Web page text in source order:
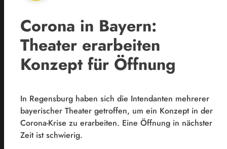
Corona in Bayern:
Theater erarbeiten
Konzept für Öffnung
In Regensburg haben sich die Intendanten mehrerer
bayerischer Theater getroffen, um ein Konzept in der
Corona-Krise zu erarbeiten. Eine Öffnung in nächster
Zeit ist schwierig.